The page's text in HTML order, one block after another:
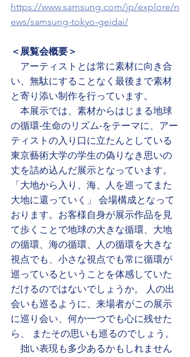
https://www.samsung.com/jp/explore/n
ews/samsung-tokyo-geidai/
＜展覧会概要＞
アーティストとは常に素材に向き合
い、無駄にすることなく最後まで素材
と寄り添い制作を行っています。
本展示では、素材からはじまる地球
の循環‐生命のリズム‐をテーマに、アー
ティストの入り口に立たんとしている
東京藝術大学の学生の偽りなき思いの
丈を詰め込んだ展示となっています。
「大地から入り、海、人を巡ってまた
大地に還っていく」 会場構成となって
おります。お客様自身が展示作品を見
て歩くことで地球の大きな循環、大地
の循環、海の循環、人の循環を大きな
視点でも、小さな視点でも常に循環が
巡っているということを体感していた
だけるのではないでしょうか。 人の出
会いも巡るように、来場者がこの展示
に巡り会い、何か一つでも心に残せた
ら、 またその思いも巡るのでしょう。
拙い表現も多少あるかもしれません